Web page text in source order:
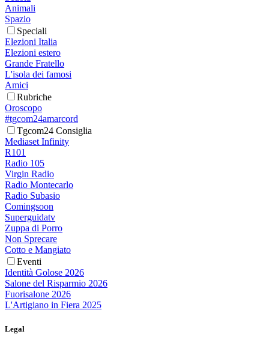
Animali
Spazio
Speciali
Elezioni Italia
Elezioni estero
Grande Fratello
L'isola dei famosi
Amici
Rubriche
Oroscopo
#tgcom24amarcord
Tgcom24 Consiglia
Mediaset Infinity
R101
Radio 105
Virgin Radio
Radio Montecarlo
Radio Subasio
Comingsoon
Superguidatv
Zuppa di Porro
Non Sprecare
Cotto e Mangiato
Eventi
Identità Golose 2026
Salone del Risparmio 2026
Fuorisalone 2026
L'Artigiano in Fiera 2025
Legal